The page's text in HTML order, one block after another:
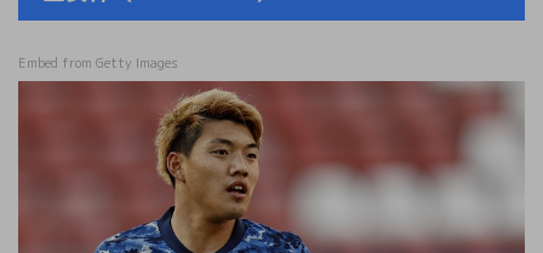
Embed from Getty Images